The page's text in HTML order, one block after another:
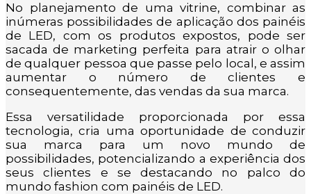
No planejamento de uma vitrine, combinar as
inúmeras possibilidades de aplicação dos painéis
de LED, com os produtos expostos, pode ser
sacada de marketing perfeita para atrair o olhar
de qualquer pessoa que passe pelo local, e assim
aumentar o número de clientes e
consequentemente, das vendas da sua marca.
Essa versatilidade proporcionada por essa
tecnologia, cria uma oportunidade de conduzir
sua marca para um novo mundo de
possibilidades, potencializando a experiência dos
seus clientes e se destacando no palco do
mundo fashion com painéis de LED.